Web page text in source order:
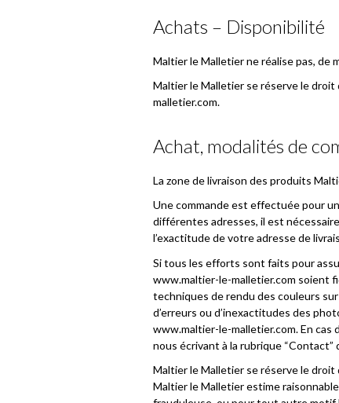
Achats – Disponibilité
Maltier le Malletier ne réalise pas, de
Maltier le Malletier se réserve le
malletier.com.
Achat, modalités de
La zone de livraison des produits
Une commande est effectuée pour
différentes adresses, il est
l’exactitude de votre adresse de
Si tous les efforts sont faits pour
www.maltier-le-malletier.com soient
techniques de rendu des couleurs
d’erreurs ou d’inexactitudes des
www.maltier-le-malletier.com. En
nous écrivant à la rubrique “Contact”
Maltier le Malletier se réserve le droit
Maltier le Malletier estime